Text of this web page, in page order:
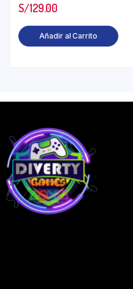
S/129.00
Añadir al Carrito